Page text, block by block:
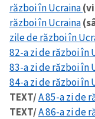
război în Ucraina
război în Ucraina
zile de război în
82-a zi de război în
83-a zi de război în
84-a zi de război în
TEXT/A 85-a zi de
TEXT/A 86-a zi de